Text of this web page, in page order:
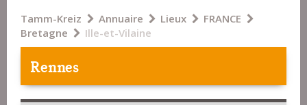
Tamm-Kreiz Annuaire Lieux
FRANCE
Bretagne
Ille-et-Vilaine
Rennes